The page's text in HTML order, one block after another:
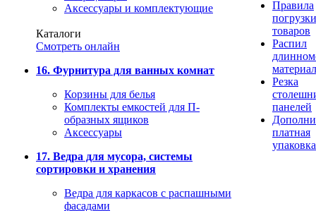
Аксессуары и комплектующие
Каталоги
Смотреть онлайн
16. Фурнитура для ванных комнат
Корзины для белья
Комплекты емкостей для П-
образных ящиков
Аксессуары
17. Ведра для мусора, системы
сортировки и хранения
Ведра для каркасов с распашными
фасадами
Правила
погрузки
товаров
Распил
Резка
панелей
платная
упаковка